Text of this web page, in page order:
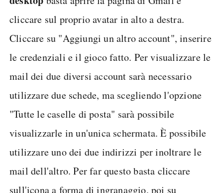
cliccare sul proprio avatar in alto a destra.
Cliccare su "Aggiungi un altro account", inserire
le credenziali e il gioco fatto. Per visualizzare le
mail dei due diversi account sarà necessario
utilizzare due schede, ma scegliendo l'opzione
"Tutte le caselle di posta" sarà possibile
visualizzarle in un'unica schermata. È possibile
utilizzare uno dei due indirizzi per inoltrare le
mail dell'altro. Per far questo basta cliccare
sull'icona a forma di ingranaggio, poi su